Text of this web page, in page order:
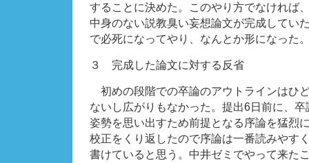
することに決めた。このやり方でなければ
中身のない説教臭い妄想論文が完成してい
で必死になってやり、なんとか形になった
３ 完成した論文に対する反省
初めの段階での卒論のアウトラインはひ
ないし広がりもなかった。提出6日前に、卒
姿勢を思い出すため前提となる序論を猛烈
校正をくり返したので序論は一番読みやす
書けていると思う。中井ゼミでやって来た